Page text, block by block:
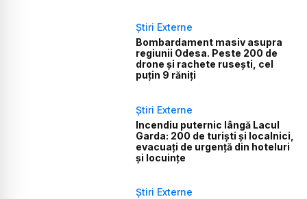
Știri Externe
Bombardament masiv asupra
regiunii Odesa. Peste 200 de
drone și rachete rusești, cel
puțin 9 răniți
Știri Externe
Incendiu puternic lângă Lacul
Garda: 200 de turiști și localnici,
evacuați de urgență din hoteluri
și locuințe
Știri Externe